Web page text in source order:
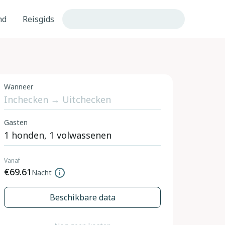
Reisgids
Wanneer
Gasten
Vanaf
€69.61 Nacht
Beschikbare data